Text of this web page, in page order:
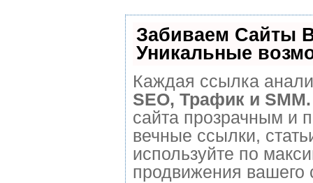
Забиваем Сайты
Уникальные
Каждая ссылка
SEO, Трафик и SMM.
сайта прозрачным и
вечные ссылки,
используйте по
продвижения вашего